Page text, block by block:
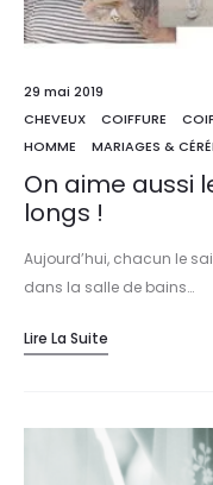
29 mai 2019
CHEVEUX
COIFFURE
HOMME
MARIAGES &
On aime aussi
longs !
Aujourd’hui, chacun le
dans la salle de bains…
Lire La Suite